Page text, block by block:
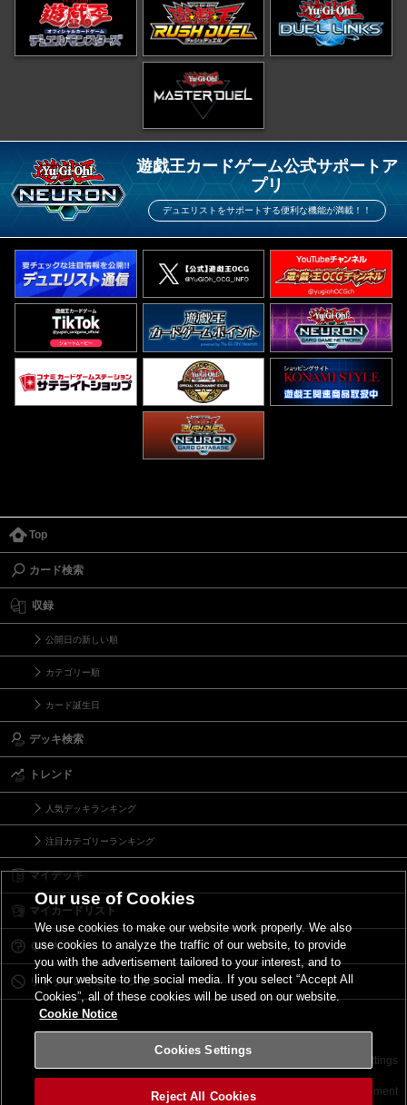
遊戯王カードゲーム公式サポートア
プリ
デュエリストをサポートする便利な機能が満載！！
Top
カード検索
収録
公開日の新しい順
カテゴリー順
カード誕生日
デッキ検索
トレンド
人気デッキランキング
注目カテゴリーランキング
マイデッキ
マイカードリスト
Ｑ＆Ａ
リミットレギュレーション
サイトポリシー Cookies Settings
©2026 Konami Digital Entertainment
Our use of Cookies
We use cookies to make our website work properly. We also
use cookies to analyze the traffic of our website, to provide
you with the advertisement tailored to your interest, and to
link our website to the social media. If you select “Accept All
Cookies”, all of these cookies will be used on our website.
Cookie Notice
Cookies Settings
Reject All Cookies